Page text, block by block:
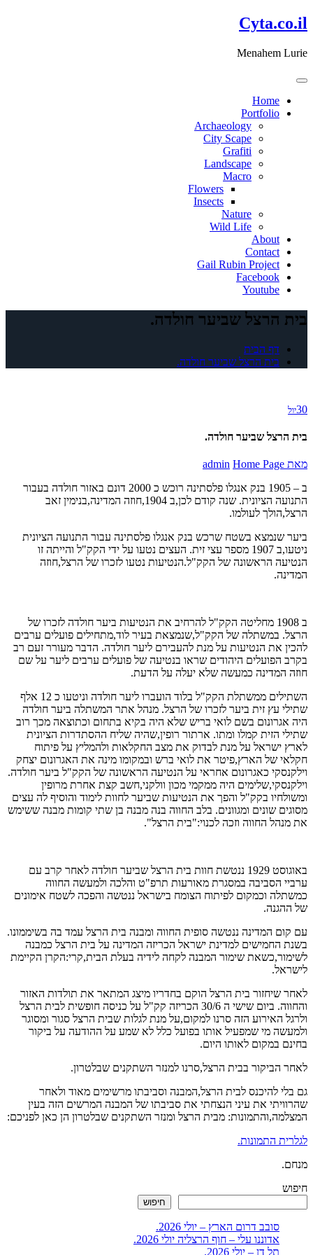
דלג
לתוכן
Cyta.co.il
Menahem Lurie
Home
Portfolio
Archaeology
City Scape
Grafiti
Landscape
Macro
Flowers
Insects
Nature
Wild Life
About
Contact
Gail Rubin Project
Facebook
Youtube
בית הרצל שביער חולדה.
דף הבית
בית הרצל שביער חולדה.
30יול
בית הרצל שביער חולדה.
מאת admin Home Page
ב – 1905 בנק אנגלו פלסתינה רוכש כ 2000 דונם באזור חולדה בעבור
התנועה הציונית. שנה קודם לכן,ב 1904,חוזה המדינה,בנימין זאב
הרצל,הולך לעולמו.
ביער שנמצא בשטח שרכש בנק אנגלו פלסתינה עבור התנועה הציונית
ניטעו,ב 1907 מספר עצי זית. העצים נטעו על ידי הקק"ל והייתה זו
הנטיעה הראשונה של הקק"ל.הנטיעות נטעו לזכרו של הרצל,חוזה
המדינה.
ב 1908 מחליטה הקק"ל להרחיב את הנטיעות ביער חולדה לזכרו של
הרצל. במשתלה של הקק"ל,שנמצאת בעיר לוד,מתחילים פועלים ערבים
להכין את הנטיעות על מנת להעבירם ליער חולדה. הדבר מעורר זעם רב
בקרב הפועלים היהודים שראו בנטיעה של פועלים ערבים ליער על שם
חוזה המדינה כמעשה שלא יעלה על הדעת.
השתילים ממשתלת הקק"ל בלוד הועברו ליער חולדה וניטעו כ 12 אלף
שתילי עץ זית ביער לזכרו של הרצל. מנהל אתר המשתלה ביער חולדה
היה אגרונום בשם לואי בריש שלא היה בקיא בתחום וכתוצאה מכך רוב
שתילי הזית קמלו ומתו. ארתור רופין,שהיה שליח ההסתדרות הציונית
לארץ ישראל על מנת לבדוק את מצב החקלאות ולהמליץ על פיתוח
חקלאי של הארץ,פיטר את לואי ברש ובמקומו מינה את האגרונום יצחק
וילקנסקי כאגרונום אחראי על הנטיעה הראשונה של הקק"ל ביער חולדה.
וילקנסקי,שלימים היה ממקמי מכון וולקני,חשב קצת אחרת מרופין
ומשולחיו בקק"ל והפך את הנטיעות שביער לחוות לימוד והוסיף לה עצים
מסוגים שונים ומגוונים. בלב החווה בנה מבנה בן שתי קומות מבנה ששימש
את מנהל החווה וזכה לכנוי:"בית הרצל".
באוגוסט 1929 ננטשת חוות בית הרצל שביער חולדה לאחר קרב עם
ערביי הסביבה במסגרת מאורעות תרפ"ט והלכה ולמעשה החווה
כמשתלה וכמקום לפיתוח הצומח בישראל ננטשה והפכה לשטח אימונים
של ההגנה.
עם קום המדינה ננטשה סופית החווה ומבנה בית הרצל עמד בה בשיממונו.
בשנת החמישים למדינת ישראל הכריזה המדינה על בית הרצל כמבנה
לשימור,כשאת שימור המבנה לקחה לידיה בעלת הבית,קרי:הקרן הקיימת
לישראל.
לאחר שיחזור בית הרצל הוקם בחדריו מיצג המתאר את תולדות האזור
והחווה. ביום שישי ה 30/6 הכריזה קק"ל על כניסה חופשית לבית הרצל
ולרגל האירוע הזה סרנו למקום,על מנת לגלות שבית הרצל סגור ומסוגר
ולמעשה מי שמפעיל אותו בפועל כלל לא שמע על ההודעה על ביקור
בחינם במקום לאותו היום.
לאחר הביקור בבית הרצל,סרנו למנזר השתקנים שבלטרון.
גם בלי להיכנס לבית הרצל,המבנה וסביבתו מרשימים מאוד ולאחר
שהרוויתי את עיני הנצחתי את סביבתו של המבנה המרשים הזה בעין
המצלמה,והתמונות: מבית הרצל ומנזר השתקנים שבלטרון הן כאן לפניכם:
לגלרית התמונות.
מנחם.
חיפוש
חיפוש
סובב דרום הארץ – יולי 2026.
אדוננו עלי – חוף הרצליה יולי 2026.
תל דן – יולי 2026.